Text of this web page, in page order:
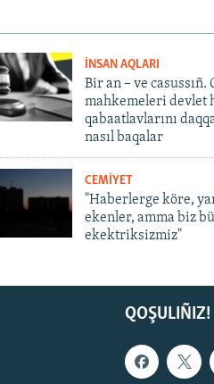
İNSAN AQLARI
Bir an – ve casussıñ.
mahkemeleri devlet
qabaatlavlarını
nasıl baqalar
CEMİYET
"Haberlerge köre,
ekenler, amma biz
ekektriksizmiz"
QOŞULIÑIZ!